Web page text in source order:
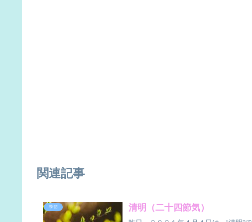
関連記事
季節 清明（二十四節気）